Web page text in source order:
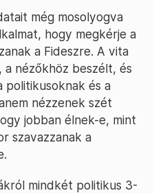
még mosolyogva
hogy megkérje a
a Fideszre. A vita
nézőkhöz beszélt, és
és a
nézzenek szét
jobban élnek-e, mint
szavazzanak a
mindkét politikus 3-